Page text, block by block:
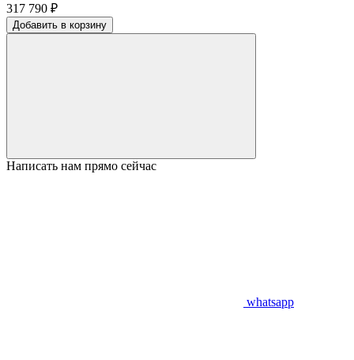
317 790 ₽
Добавить в корзину
Написать нам прямо сейчас
whatsapp